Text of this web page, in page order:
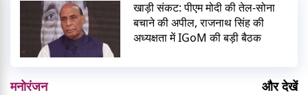
खाड़ी संकट: पीएम मोदी की तेल-सोना
बचाने की अपील, राजनाथ सिंह की
अध्यक्षता में IGoM की बड़ी बैठक
मनोरंजन और देखें